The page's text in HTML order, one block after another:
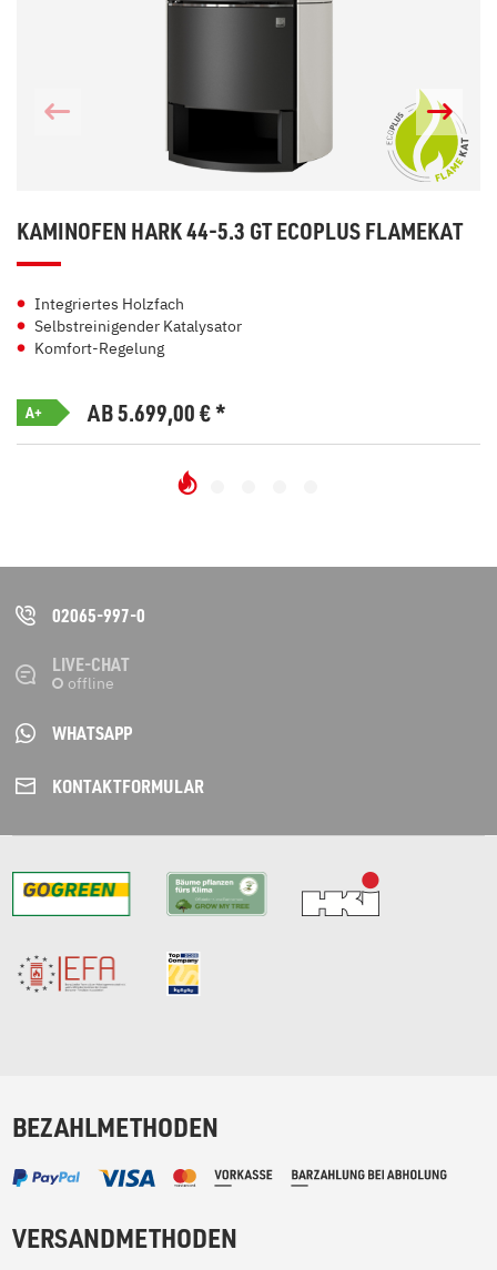
KAMINOFEN HARK 44-5.3 GT ECOPLUS FLAMEKAT
Integriertes Holzfach
Selbstreinigender Katalysator
Komfort-Regelung
A+ AB 5.699,00€*
02065-997-0
LIVE-CHAT
WHATSAPP
KONTAKT­FORMULAR
BEZAHLMETHODEN
VERSANDMETHODEN